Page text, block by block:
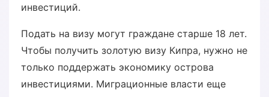
инвестиций.
Подать на визу могут граждане старше 18 лет.
Чтобы получить золотую визу Кипра, нужно не
только поддержать экономику острова
инвестициями. Миграционные власти еще